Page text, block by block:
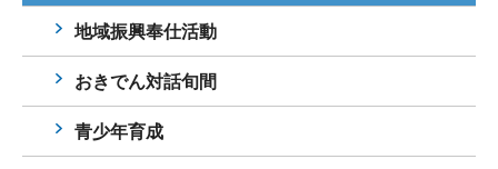
地域振興奉仕活動
おきでん対話旬間
青少年育成